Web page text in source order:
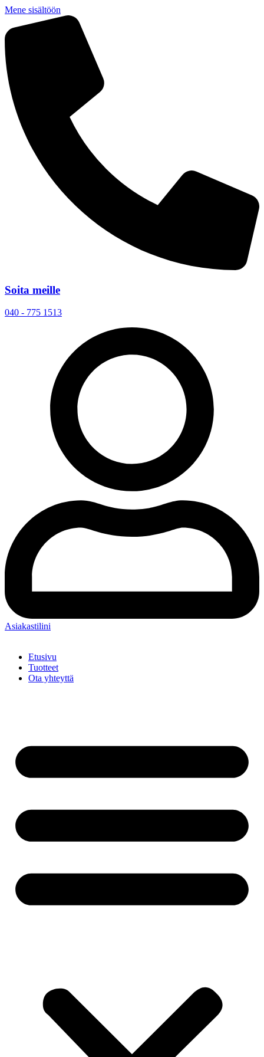
Mene sisältöön
Soita meille
040 - 775 1513
Asiakastilini
Etusivu
Tuotteet
Ota yhteyttä